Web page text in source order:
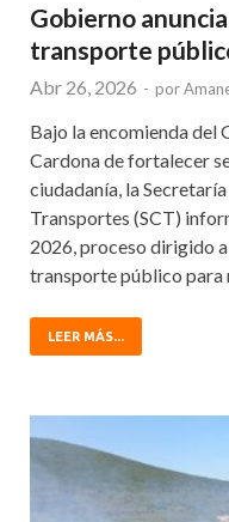
Gobierno
transporte
Abr 26, 2026 - por
Bajo la encomienda del
Cardona de fortalecer
ciudadanía, la
Transportes (SCT)
2026, proceso dirigido
transporte público para
LEER MÁS...